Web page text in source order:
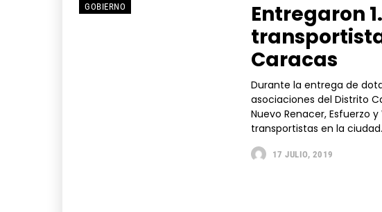
GOBIERNO
Entregaron
Caracas
Durante la entrega de
asociaciones del Distrito
Nuevo Renacer, Esfuerzo
transportistas en la
17 JULIO, 2019